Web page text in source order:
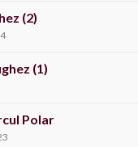
(2)
(1)
Polar